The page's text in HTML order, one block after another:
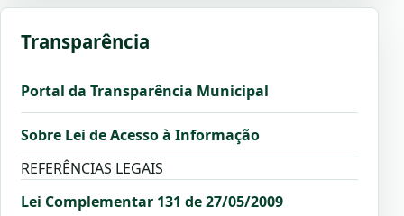
Transparência
Portal da Transparência Municipal
Sobre Lei de Acesso à Informação
REFERÊNCIAS LEGAIS
Lei Complementar 131 de 27/05/2009